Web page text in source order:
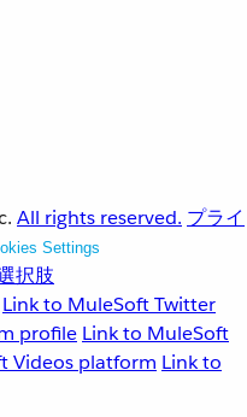
All rights reserved. プライ
Settings
択肢
Link to MuleSoft Twitter
profile Link to MuleSoft
Videos platform Link to